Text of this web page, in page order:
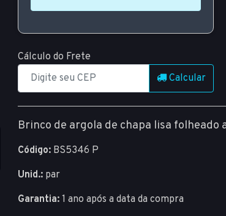
Cálculo do Frete
Calcular
Brinco de argola de chapa lisa folheado
Código: BS5346 P
Unid.: par
Garantia: 1 ano após a data da compra